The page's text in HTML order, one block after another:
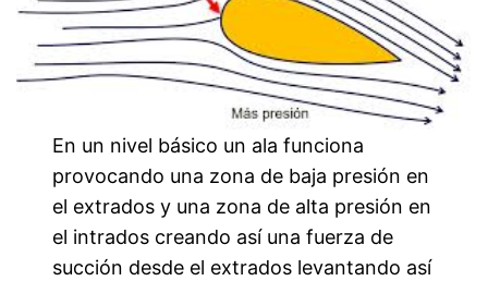
En un nivel básico un ala funciona
provocando una zona de baja presión en
el extrados y una zona de alta presión en
el intrados creando así una fuerza de
succión desde el extrados levantando así